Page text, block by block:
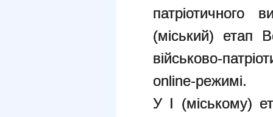
патріотичного
(міський) етап
військово-
online-режимі.
У I (міському)